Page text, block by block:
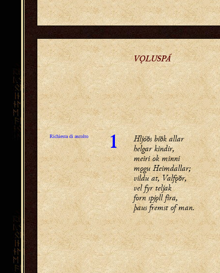
VǪLUSPÁ
Richiesta di ascolto 1
Hljóðs biðk allar
helgar kindir,
meiri ok minni
mǫgu Heimdallar;
vildu at, Valfǫðr,
vel fyr teljak
forn spjǫll fira,
þaus fremst of man.